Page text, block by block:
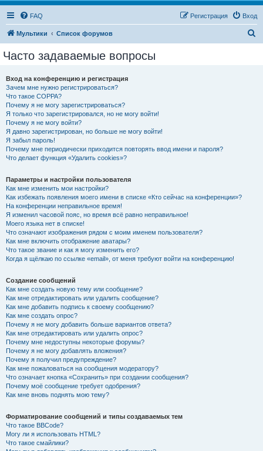
FAQ Вход
Регистрация
Мультики Список форумов
Часто задаваемые вопросы
Вход на конференцию и регистрация
Зачем мне нужно регистрироваться?
Что такое COPPA?
Почему я не могу зарегистрироваться?
Я только что зарегистрировался, но не могу войти!
Почему я не могу войти?
Я давно зарегистрирован, но больше не могу войти!
Я забыл пароль!
Почему мне периодически приходится повторять ввод имени и пароля?
Что делает функция «Удалить cookies»?
Параметры и настройки пользователя
Как мне изменить мои настройки?
Как избежать появления моего имени в списке «Кто сейчас на конференции»?
На конференции неправильное время!
Я изменил часовой пояс, но время всё равно неправильное!
Моего языка нет в списке!
Что означают изображения рядом с моим именем пользователя?
Как мне включить отображение аватары?
Что такое звание и как я могу изменить его?
Когда я щёлкаю по ссылке «email», от меня требуют войти на конференцию!
Создание сообщений
Как мне создать новую тему или сообщение?
Как мне отредактировать или удалить сообщение?
Как мне добавить подпись к своему сообщению?
Как мне создать опрос?
Почему я не могу добавить больше вариантов ответа?
Как мне отредактировать или удалить опрос?
Почему мне недоступны некоторые форумы?
Почему я не могу добавлять вложения?
Почему я получил предупреждение?
Как мне пожаловаться на сообщения модератору?
Что означает кнопка «Сохранить» при создании сообщения?
Почему моё сообщение требует одобрения?
Как мне вновь поднять мою тему?
Форматирование сообщений и типы создаваемых тем
Что такое BBCode?
Могу ли я использовать HTML?
Что такое смайлики?